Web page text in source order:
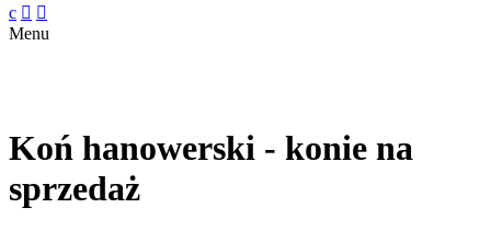
c  
Menu
Koń hanowerski - konie na
sprzedaż